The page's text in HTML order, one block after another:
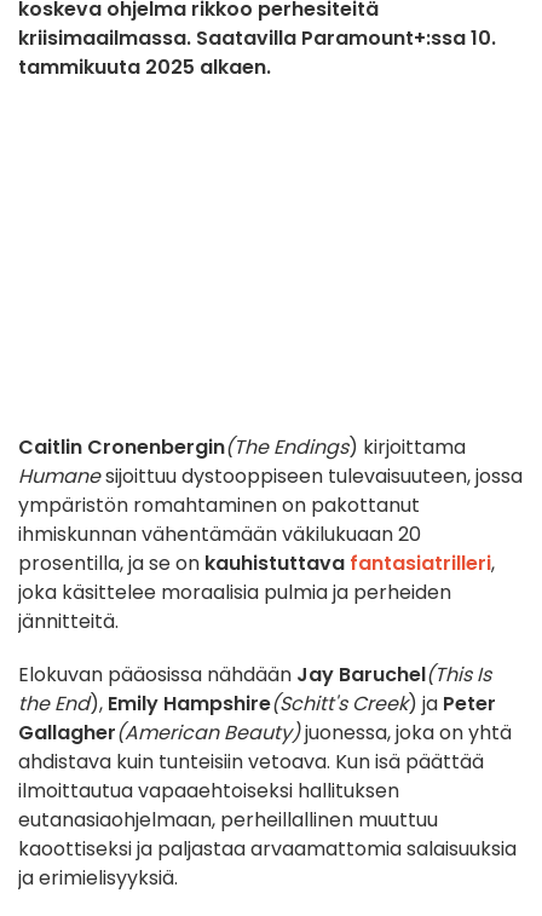
koskeva ohjelma rikkoo perhesiteitä
kriisimaailmassa. Saatavilla Paramount+:ssa 10.
tammikuuta 2025 alkaen.
Caitlin Cronenbergin(The Endings) kirjoittama
Humanesijoittuu dystooppiseen tulevaisuuteen, jossa
ympäristön romahtaminen on pakottanut
ihmiskunnan vähentämään väkilukuaan 20
prosentilla, ja se on kauhistuttava fantasiatrilleri,
joka käsittelee moraalisia pulmia ja perheiden
jännitteitä.
Elokuvan pääosissa nähdään Jay Baruchel(This Is
the End), Emily Hampshire(Schitt's Creek) ja Peter
Gallagher(American Beauty)juonessa, joka on yhtä
ahdistava kuin tunteisiin vetoava. Kun isä päättää
ilmoittautua vapaaehtoiseksi hallituksen
eutanasiaohjelmaan, perheillallinen muuttuu
kaoottiseksi ja paljastaa arvaamattomia salaisuuksia
ja erimielisyyksiä.